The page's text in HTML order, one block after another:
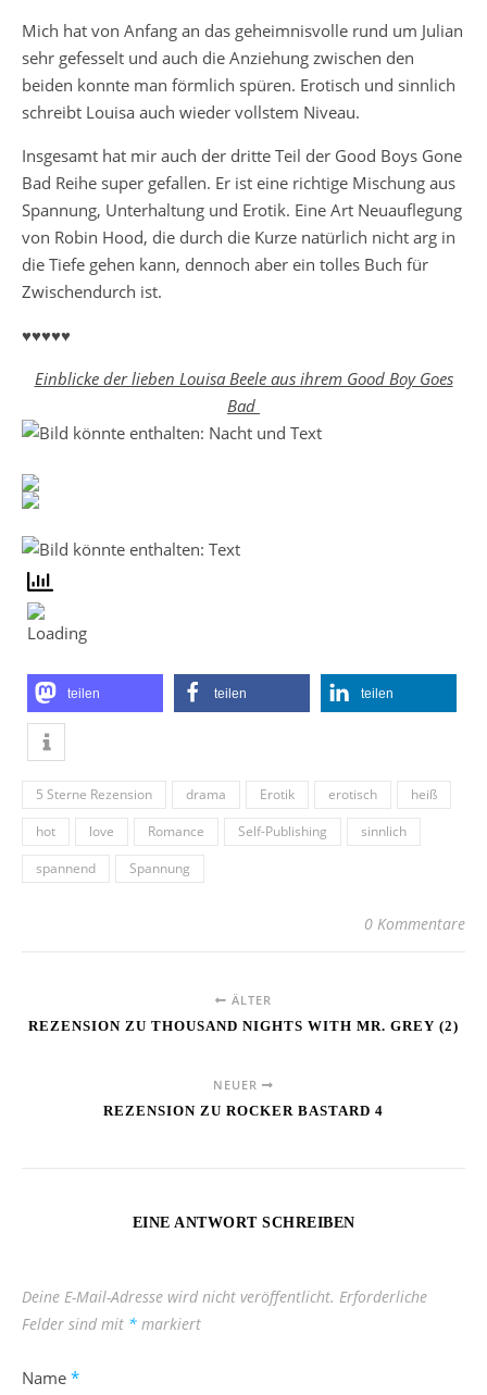
Mich hat von Anfang an das geheimnisvolle rund um Julian
sehr gefesselt und auch die Anziehung zwischen den
beiden konnte man förmlich spüren. Erotisch und sinnlich
schreibt Louisa auch wieder vollstem Niveau.
Insgesamt hat mir auch der dritte Teil der Good Boys Gone
Bad Reihe super gefallen. Er ist eine richtige Mischung aus
Spannung, Unterhaltung und Erotik. Eine Art Neuauflegung
von Robin Hood, die durch die Kurze natürlich nicht arg in
die Tiefe gehen kann, dennoch aber ein tolles Buch für
Zwischendurch ist.
♥♥♥♥♥
Einblicke der lieben Louisa Beele aus ihrem Good Boy Goes
Bad
teilen teilen teilen
5 Sterne Rezension drama Erotik erotisch
heiß
hot
love Romance Self-Publishing
sinnlich
spannend
Spannung
0 Kommentare
ÄLTER
REZENSION ZU THOUSAND NIGHTS WITH MR. GREY (2)
NEUER
REZENSION ZU ROCKER BASTARD 4
EINE ANTWORT SCHREIBEN
Deine E-Mail-Adresse wird nicht veröffentlicht. Erforderliche
Felder sind mit * markiert
Name *